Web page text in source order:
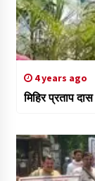
4 years ago
मिहिर प्रताप